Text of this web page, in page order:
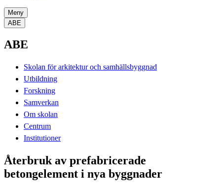
Meny
ABE
ABE
Skolan för arkitektur och samhällsbyggnad
Utbildning
Forskning
Samverkan
Om skolan
Centrum
Institutioner
Återbruk av prefabricerade
betongelement i nya byggnader